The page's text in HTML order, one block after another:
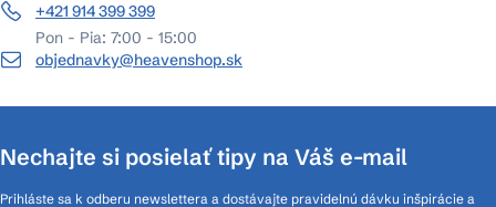
+421 914 399 399
Pon - Pia: 7:00 - 15:00
objednavky@heavenshop.sk
Nechajte si posielať tipy na Váš e-mail
Prihláste sa k odberu newslettera a dostávajte pravidelnú dávku inšpirácie a